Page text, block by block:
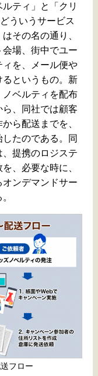
ティ」と「クリ
ういうサービス
その名の通り、
場、街中でユー
を、メール便や
というもの。新
ベルティを配布
、同社では顧客
ら配送までを、
たのである。同
提携のロジステ
、必要な時に、
ンデマンドサー
フロー